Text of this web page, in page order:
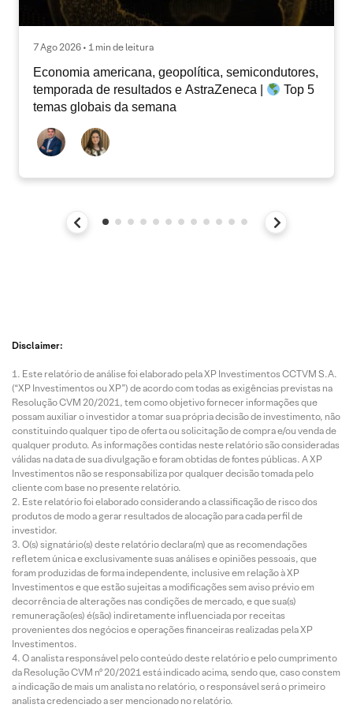
7 Ago 2026 • 1 min de leitura
Economia americana, geopolítica, semicondutores,
temporada de resultados e AstraZeneca |
Top 5
temas globais da semana
Disclaimer:
Este relatório de análise foi elaborado pela XP Investimentos CCTVM S.A.
(“XP Investimentos ou XP”) de acordo com todas as exigências previstas na
Resolução CVM 20/2021, tem como objetivo fornecer informações que
possam auxiliar o investidor a tomar sua própria decisão de investimento, não
constituindo qualquer tipo de oferta ou solicitação de compra e/ou venda de
qualquer produto. As informações contidas neste relatório são consideradas
válidas na data de sua divulgação e foram obtidas de fontes públicas. A XP
Investimentos não se responsabiliza por qualquer decisão tomada pelo
cliente com base no presente relatório.
Este relatório foi elaborado considerando a classificação de risco dos
produtos de modo a gerar resultados de alocação para cada perfil de
investidor.
O(s) signatário(s) deste relatório declara(m) que as recomendações
refletem única e exclusivamente suas análises e opiniões pessoais, que
foram produzidas de forma independente, inclusive em relação à XP
Investimentos e que estão sujeitas a modificações sem aviso prévio em
decorrência de alterações nas condições de mercado, e que sua(s)
remuneração(es) é(são) indiretamente influenciada por receitas
provenientes dos negócios e operações financeiras realizadas pela XP
Investimentos.
O analista responsável pelo conteúdo deste relatório e pelo cumprimento
da Resolução CVM nº 20/2021 está indicado acima, sendo que, caso constem
a indicação de mais um analista no relatório, o responsável será o primeiro
analista credenciado a ser mencionado no relatório.